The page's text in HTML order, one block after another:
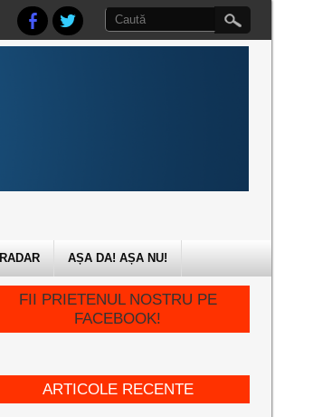
RADAR AȘA DA! AȘA NU!
FII PRIETENUL NOSTRU PE
FACEBOOK!
ARTICOLE RECENTE